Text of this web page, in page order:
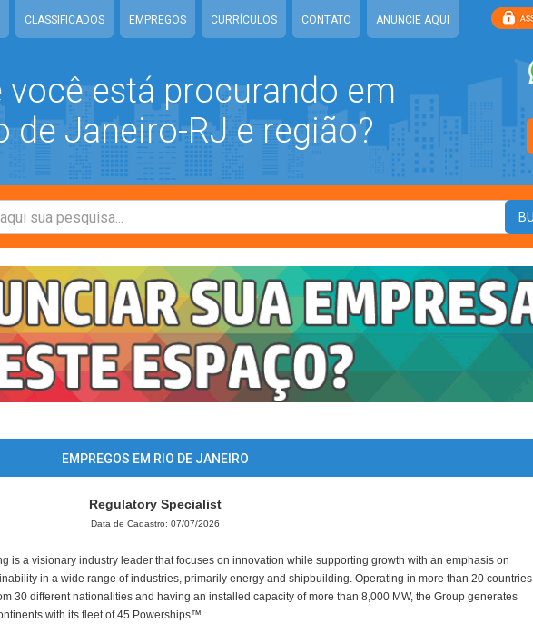
CLASSIFICADOS EMPREGOS CURRÍCULOS CONTATO ANUNCIE AQUI
você está procurando em
Janeiro-RJ e região?
EMPREGOS EM RIO DE JANEIRO
Regulatory Specialist
Data de Cadastro: 07/07/2026
is a visionary industry leader that focuses on innovation while supporting growth with an emphasis on
in a wide range of industries, primarily energy and shipbuilding. Operating in more than 20 countries
30 different nationalities and having an installed capacity of more than 8,000 MW, the Group generates
with its fleet of 45 Powerships™…